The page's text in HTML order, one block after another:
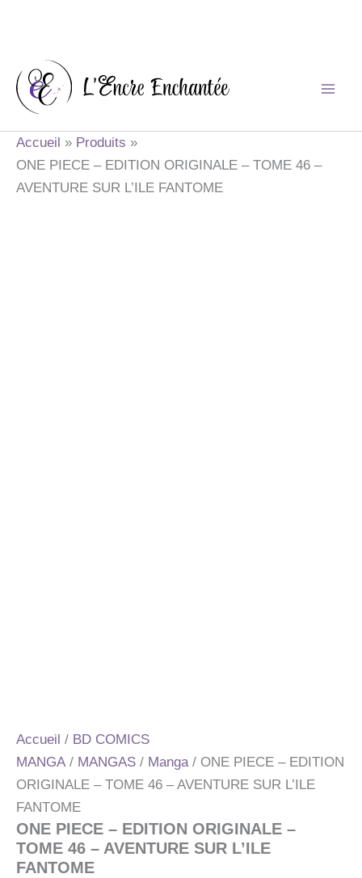
contenu
Accueil
Produits
ONE PIECE – EDITION ORIGINALE – TOME 46 –
AVENTURE SUR L’ILE FANTOME
Accueil / BD COMICS
MANGA / MANGAS / Manga/ ONE PIECE – EDITION
ORIGINALE – TOME 46 – AVENTURE SUR L’ILE
FANTOME
ONE PIECE – EDITION ORIGINALE –
TOME 46 – AVENTURE SUR L’ILE
FANTOME